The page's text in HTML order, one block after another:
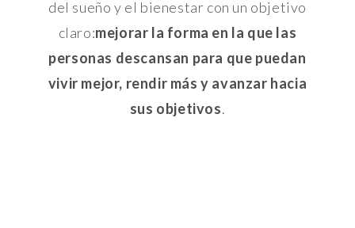
del sueño y el bienestar con un objetivo
claro:mejorar la forma en la que las
personas descansan para que puedan
vivir mejor, rendir más y avanzar hacia
sus objetivos.